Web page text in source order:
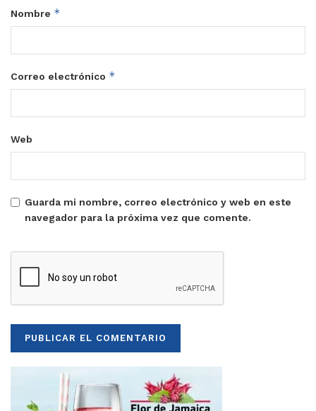
Nombre *
Correo electrónico *
Web
Guarda mi nombre, correo electrónico y web en este
navegador para la próxima vez que comente.